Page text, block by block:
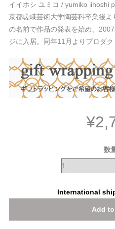
イイホシ ユミコ / yumiko iihoshi
京都嵯峨芸術大学陶芸科卒業後よ
の名前で作品の発表を始め、
ジに入居。同年11月よりプロダク
数
International
Add